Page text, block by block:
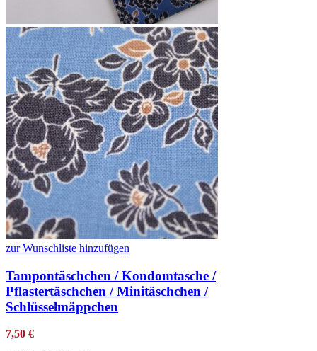
zur Wunschliste hinzufügen
Tampontäschchen / Kondomtasche /
Pflastertäschchen / Minitäschchen /
Schlüsselmäppchen
7,50 €